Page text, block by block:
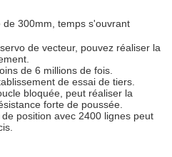
300mm, temps s'ouvrant
de vecteur, pouvez réaliser la
de 6 millions de fois.
de essai de tiers.
bloquée, peut réaliser la
forte de poussée.
position avec 2400 lignes peut